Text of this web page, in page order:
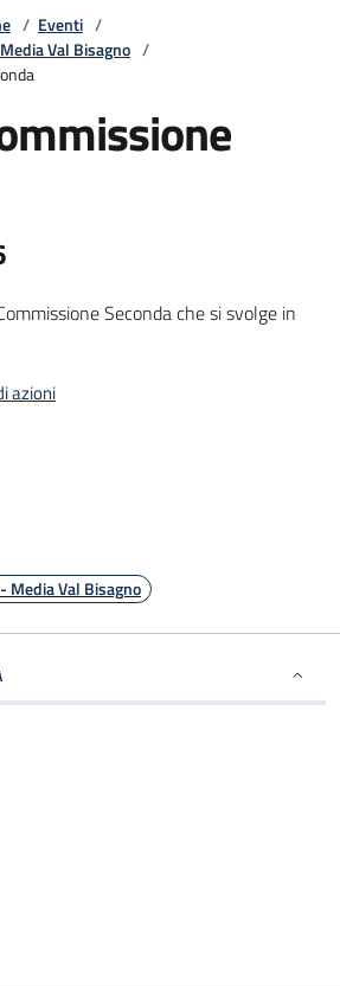
/ Eventi /
Val Bisagno /
Seconda che si svolge in
azioni
Media Val Bisagno